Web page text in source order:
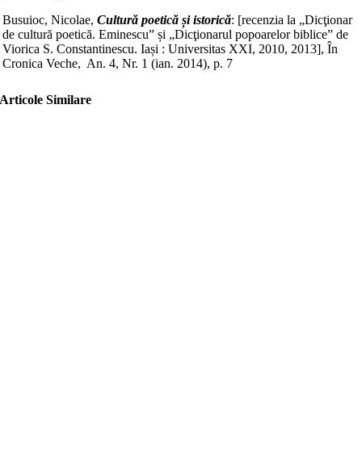
Busuioc, Nicolae, Cultură poetică și istorică: [recenzia la „Dicţionar
de cultură poetică. Eminescu” și „Dicţionarul popoarelor biblice” de
Viorica S. Constantinescu. Iași : Universitas XXI, 2010, 2013], În
Cronica Veche, An. 4, Nr. 1 (ian. 2014), p. 7
Articole Similare